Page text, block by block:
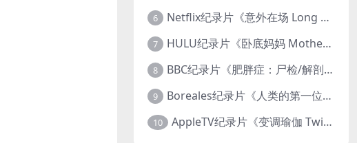
6 Netflix纪录片《意外在场 Long Shot 2017》英语中字 720P/NKV/1.06GB 美国谋杀误判案件
7 HULU纪录片《卧底妈妈 Mother Undercover 2023》全4集 英语中英双字 官方纯净版 1080P/MKV/7.6G 拯救孩子
8 BBC纪录片《肥胖症：尸检/解剖肥胖 Obesity: The Post Mortem 2016》英语中英双字 无水印纯净版 1080P/MKV/1.03G
9 Boreales纪录片《人类的第一位动物朋友：人类和狗的神奇故事 Man’s First Friend 2018》英语中英双字 1080P/MP4/1.8G 狗的神奇故事
10 AppleTV纪录片《变调瑜伽 Twisted Yoga 2026》全3集 英语中英双字 无水印纯净版 1080P/MKV/10G 瑜伽大师背后的真相